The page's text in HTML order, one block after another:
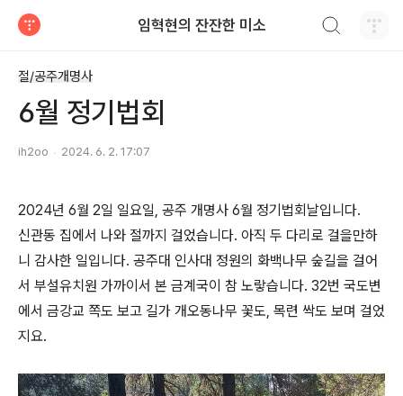
임혁현의 잔잔한 미소
절/공주개명사
6월 정기법회
ih2oo 2024. 6. 2. 17:07
2024년 6월 2일 일요일, 공주 개명사 6월 정기법회날입니다.
신관동 집에서 나와 절까지 걸었습니다. 아직 두 다리로 걸을만하
니 감사한 일입니다. 공주대 인사대 정원의 화백나무 숲길을 걸어
서 부설유치원 가까이서 본 금계국이 참 노랗습니다. 32번 국도변
에서 금강교 쪽도 보고 길가 개오동나무 꽃도, 목련 싹도 보며 걸었
지요.